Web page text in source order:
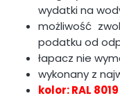
wydatki na
możliwość
podatku od
łapacz nie
wykonany z
kolor: RAL